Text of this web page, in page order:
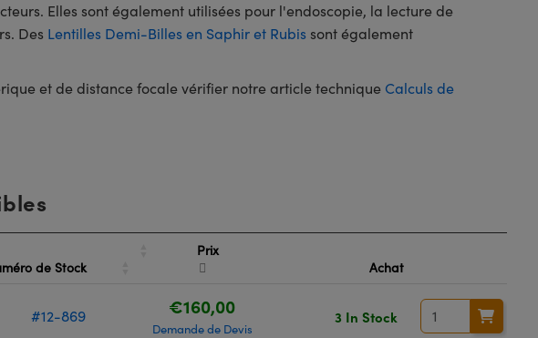
Elles sont également utilisées pour l'endoscopie, la lecture de
Des Lentilles Demi-Billes en Saphir et Rubissont également
et de distance focale vérifier notre article technique Calculs de
de Stock
Prix
Achat
#12-869 €160,00
Demande de Devis
3 In Stock